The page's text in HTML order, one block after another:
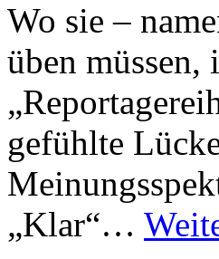
Wo sie –
üben müssen,
gefühlte
„Klar“…